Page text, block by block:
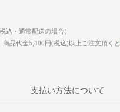
込・通常配送の場合）
品代金5,400円(税込)以上ご注文頂くと
支払い方法について